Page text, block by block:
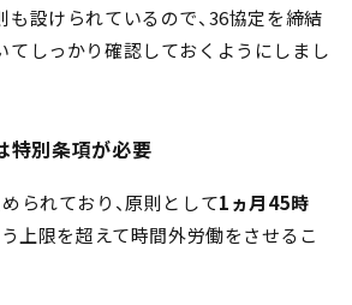
も設けられているので、36協定を締結
てしっかり確認しておくようにしまし
特別条項が必要
られており、原則として1ヵ月45時
上限を超えて時間外労働をさせるこ